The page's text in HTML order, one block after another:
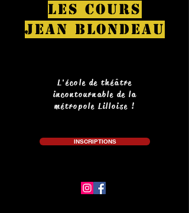
LES COURS
JEAN BLONDEAU
L'école de théâtre
incontournable de la
métropole Lilloise !
INSCRIPTIONS